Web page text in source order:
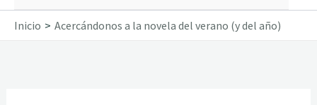
Inicio Acercándonos a la novela del verano (y del año)